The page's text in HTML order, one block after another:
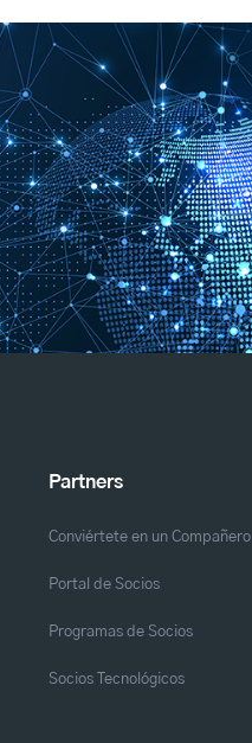
Partners
Conviértete en un Compañero
Portal de Socios
Programas de Socios
Socios Tecnológicos